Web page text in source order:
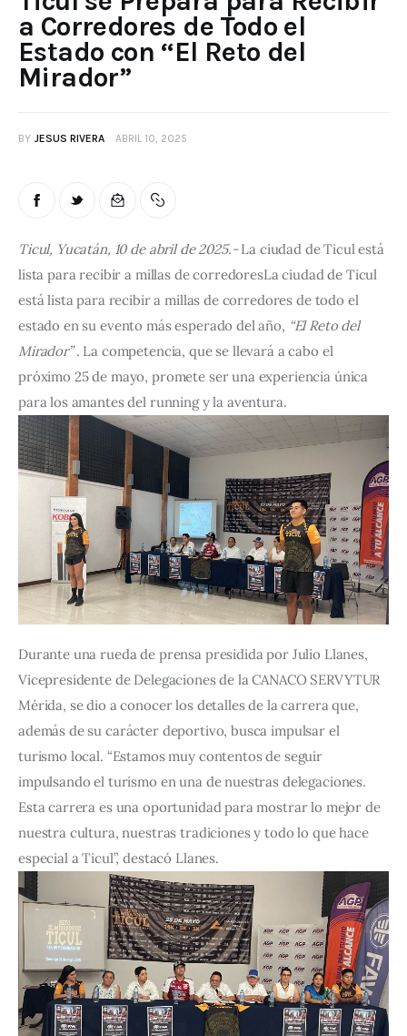
a Corredores de Todo el
Estado con “El Reto del
Mirador”
BY JESUS RIVERA ABRIL 10, 2025
Ticul, Yucatán, 10 de abril de 2025.- La ciudad de Ticul está
lista para recibir a millas de corredoresLa ciudad de Ticul
está lista para recibir a millas de corredores de todo el
estado en su evento más esperado del año, “El Reto del
Mirador” . La competencia, que se llevará a cabo el
próximo 25 de mayo, promete ser una experiencia única
para los amantes del running y la aventura.
Durante una rueda de prensa presidida por Julio Llanes,
Vicepresidente de Delegaciones de la CANACO SERVYTUR
Mérida, se dio a conocer los detalles de la carrera que,
además de su carácter deportivo, busca impulsar el
turismo local. “Estamos muy contentos de seguir
impulsando el turismo en una de nuestras delegaciones.
Esta carrera es una oportunidad para mostrar lo mejor de
nuestra cultura, nuestras tradiciones y todo lo que hace
especial a Ticul”, destacó Llanes.